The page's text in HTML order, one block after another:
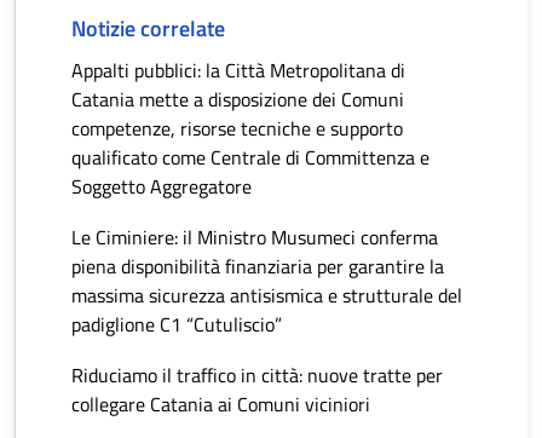
Notizie correlate
Appalti pubblici: la Città Metropolitana di
Catania mette a disposizione dei Comuni
competenze, risorse tecniche e supporto
qualificato come Centrale di Committenza e
Soggetto Aggregatore
Le Ciminiere: il Ministro Musumeci conferma
piena disponibilità finanziaria per garantire la
massima sicurezza antisismica e strutturale del
padiglione C1 “Cutuliscio”
Riduciamo il traffico in città: nuove tratte per
collegare Catania ai Comuni viciniori